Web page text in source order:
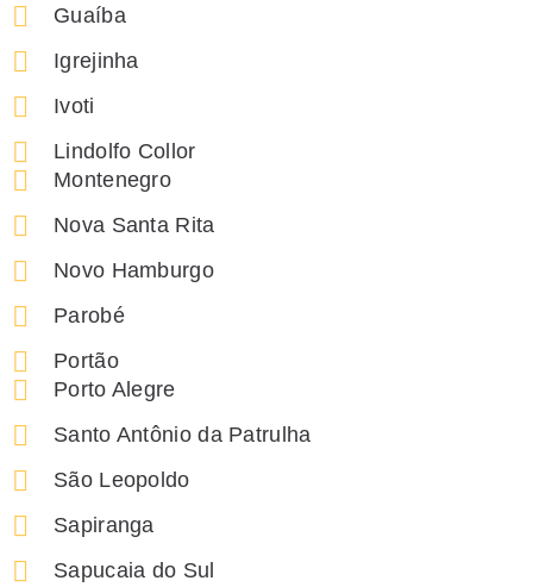
Guaíba
Igrejinha
Ivoti
Lindolfo Collor
Montenegro
Nova Santa Rita
Novo Hamburgo
Parobé
Portão
Porto Alegre
Santo Antônio da Patrulha
São Leopoldo
Sapiranga
Sapucaia do Sul